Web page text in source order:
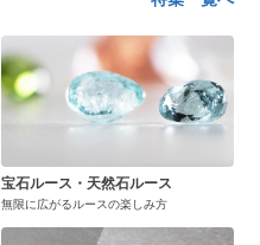
宝石ルース・天然石ルース
無限に広がるルースの楽しみ方